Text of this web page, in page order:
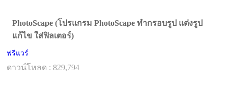
PhotoScape (โปรแกรม PhotoScape ทำกรอบรูป แต่งรูป
แก้ไข ใส่ฟิลเตอร์)
ฟรีแวร์
ดาวน์โหลด : 829,794